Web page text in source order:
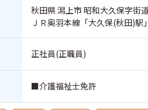
秋田県 潟上市 昭和大久保字街
ＪＲ奥羽本線「大久保(秋田)駅
正社員(正職員)
■介護福祉士免許